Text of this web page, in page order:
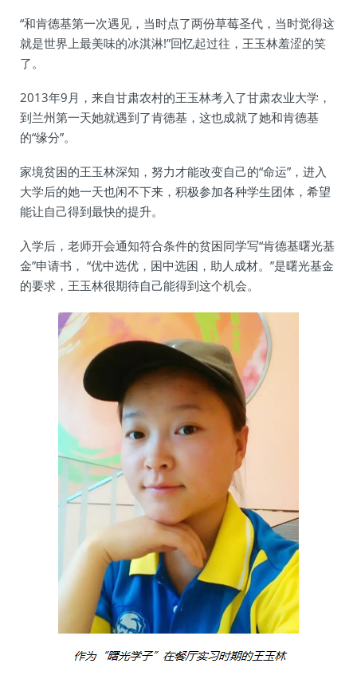
“和肯德基第一次遇见，当时点了两份草莓圣代，当时觉得这
就是世界上最美味的冰淇淋!”回忆起过往，王玉林羞涩的笑
了。
2013年9月，来自甘肃农村的王玉林考入了甘肃农业大学，
到兰州第一天她就遇到了肯德基，这也成就了她和肯德基
的“缘分”。
家境贫困的王玉林深知，努力才能改变自己的“命运”，进入
大学后的她一天也闲不下来，积极参加各种学生团体，希望
能让自己得到最快的提升。
入学后，老师开会通知符合条件的贫困同学写“肯德基曙光基
金”申请书， “优中选优，困中选困，助人成材。”是曙光基金
的要求，王玉林很期待自己能得到这个机会。